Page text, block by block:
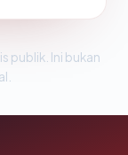
publik. Ini bukan